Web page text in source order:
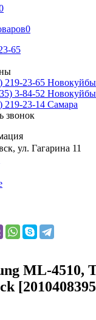
0
65
219-23-65
3-84-52
219-23-14 Самара
звонок
ул. Гагарина 11
ML-4510,